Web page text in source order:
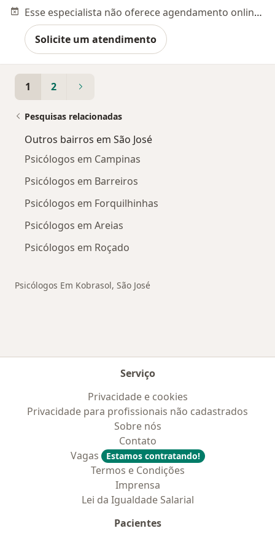
Esse especialista não oferece agendamento online para esse endereço.
Solicite um atendimento
1 2
Pesquisas relacionadas
Outros bairros em São José
Psicólogos em Campinas
Psicólogos em Barreiros
Psicólogos em Forquilhinhas
Psicólogos em Areias
Psicólogos em Roçado
Psicólogos Em Kobrasol, São José
Serviço
Privacidade e cookies
Privacidade para profissionais não cadastrados
Sobre nós
Contato
Vagas
Estamos contratando!
Termos e Condições
Imprensa
Lei da Igualdade Salarial
Pacientes